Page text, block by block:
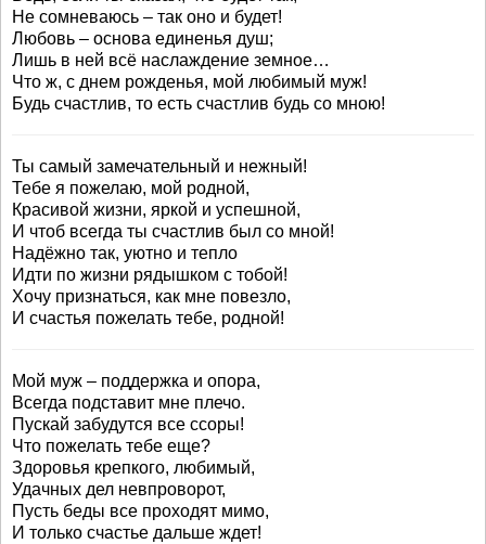
Не сомневаюсь – так оно и будет!
Любовь – основа единенья душ;
Лишь в ней всё наслаждение земное…
Что ж, с днем рожденья, мой любимый муж!
Будь счастлив, то есть счастлив будь со мною!
Ты самый замечательный и нежный!
Тебе я пожелаю, мой родной,
Красивой жизни, яркой и успешной,
И чтоб всегда ты счастлив был со мной!
Надёжно так, уютно и тепло
Идти по жизни рядышком с тобой!
Хочу признаться, как мне повезло,
И счастья пожелать тебе, родной!
Мой муж – поддержка и опора,
Всегда подставит мне плечо.
Пускай забудутся все ссоры!
Что пожелать тебе еще?
Здоровья крепкого, любимый,
Удачных дел невпроворот,
Пусть беды все проходят мимо,
И только счастье дальше ждет!